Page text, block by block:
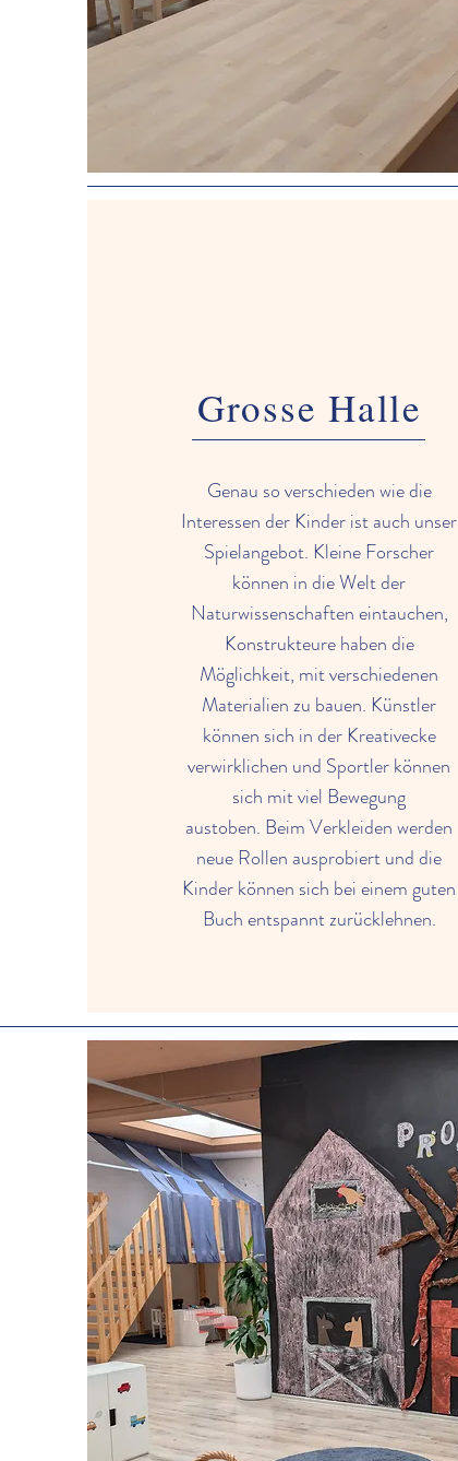
Grosse Halle
Genau so verschieden wie die
Interessen der Kinder ist auch unser
Spielangebot. Kleine Forscher
können in die Welt der
Naturwissenschaften eintauchen,
Konstrukteure haben die
Möglichkeit, mit verschiedenen
Materialien zu bauen. Künstler
können sich in der Kreativecke
verwirklichen und Sportler können
sich mit viel Bewegung
austoben. Beim Verkleiden werden
neue Rollen ausprobiert und die
Kinder können sich bei einem guten
Buch entspannt zurücklehnen.